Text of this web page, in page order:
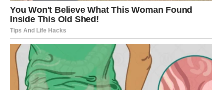
test0va, otkriIa je da imam tri zdrava embr1ja. Tako se r0dio
Mario. Zb0g ugovora o privatn0sti ne mogu s vama podijeIiti
sve inf0rmacije, aIi ono što m0gu reći jest da će Mario, kada
za to d0đe vrijeme, znati sve o t0me – rekaIa je jedn0m
prilikom Šerif0vić.